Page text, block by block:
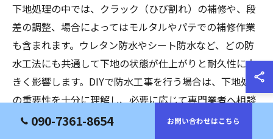
下地処理の中では、クラック（ひび割れ）の補修や、段
差の調整、場合によってはモルタルやパテでの補修作業
も含まれます。ウレタン防水やシート防水など、どの防
水工法にも共通して下地の状態が仕上がりと耐久性に大
きく影響します。DIYで防水工事を行う場合は、下地処理
の重要性を十分に理解し、必要に応じて専門業者へ相談
することがリスク回避につながります。
090-7361-8654 お問い合わせはこちら